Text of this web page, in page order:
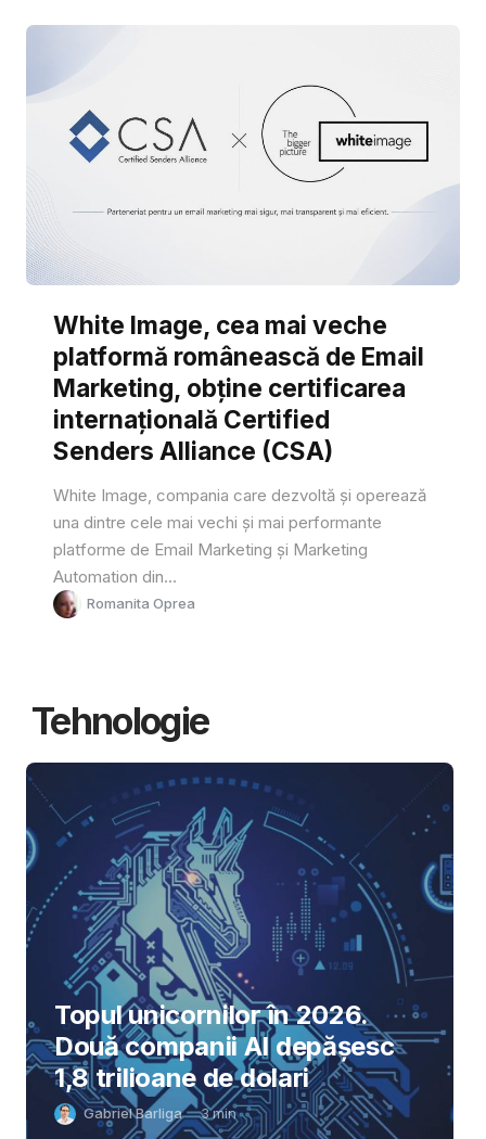
White Image, cea mai veche
platformă românească de Email
Marketing, obține certificarea
internațională Certified
Senders Alliance (CSA)
White Image, compania care dezvoltă și operează
una dintre cele mai vechi și mai performante
platforme de Email Marketing și Marketing
Automation din...
Romanita Oprea
Tehnologie
Topul unicornilor în 2026.
Două companii AI depășesc
1,8 trilioane de dolari
Gabriel Barliga 3min